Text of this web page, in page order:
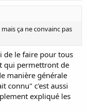
ça ne convainc pas
de le faire pour tous
qui permettront de
manière générale
connu" c'est aussi
expliqué les